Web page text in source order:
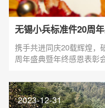
无锡小兵标准件20周
携手共进同庆20载辉煌，
周年盛典暨年终感恩表彰
2023-12-31